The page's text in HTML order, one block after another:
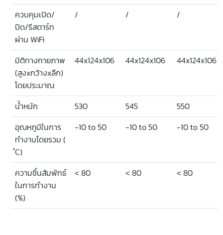
ควบคุมเปิด/
ปิด/รีสตาร์ท
ผ่าน WiFi
/ / /
มิติทางกายภาพ
(สูงxกว้างxลึก)
โดยประมาณ
44x124x106 44x124x106 44x124x106
น้ำหนัก 530 545
550
อุณหภูมิในการ
ทำงานโดยรวม (
ํC)
-10 to 50 -10 to 50 -10 to 50
ความชื้นสัมพัทธ์
ในการทำงาน
(%)
< 80 < 80 < 80